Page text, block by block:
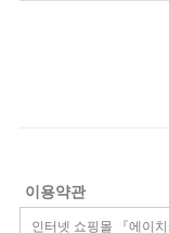
이용약관